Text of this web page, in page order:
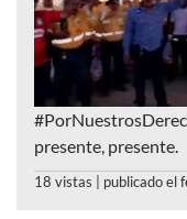
presente, presente.
18 vistas publicado el